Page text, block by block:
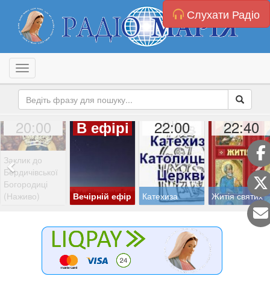
Слухати Радіо
Toggle navigation
20:00
Заклик до
Бердичівської
Богородиці
(Наживо)
В ефірі
Вечірній ефір
22:00
Катехиза
22:40
Житія святих